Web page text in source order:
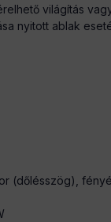
világítás
nyitott ablak
(dőlésszög),